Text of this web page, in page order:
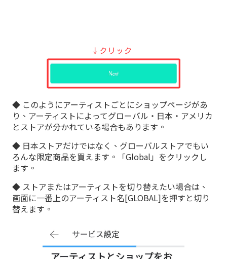
◆ このようにアーティストごとにショップページがあ
り、アーティストによってグローバル・日本・アメリカ
とストアが分かれている場合もあります。
◆ 日本ストアだけではなく、グローバルストアでもい
ろんな限定商品を買えます。「Global」をクリックし
ます。
◆ ストアまたはアーティストを切り替えたい場合は、
画面に一番上のアーティスト名[GLOBAL]を押すと切り
替えます。